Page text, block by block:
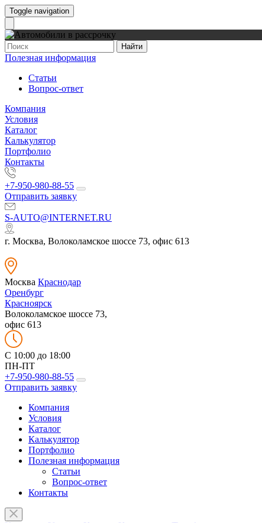
Toggle navigation
Найти
Полезная информация
Статьи
Вопрос-ответ
Компания
Условия
Каталог
Калькулятор
Портфолио
Контакты
+7-950-980-88-55
Отправить заявку
S-AUTO@INTERNET.RU
г. Москва, Волоколамское шоссе 73, офис 613
Москва Краснодар
Оренбург
Красноярск
Волоколамское шоссе 73,
офис 613
C 10:00 до 18:00
ПН-ПТ
+7-950-980-88-55
Отправить заявку
Компания
Условия
Каталог
Калькулятор
Портфолио
Полезная информация
Статьи
Вопрос-ответ
Контакты